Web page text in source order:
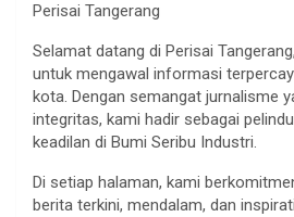
Perisai Tangerang
Selamat datang di Perisai
untuk mengawal informasi
kota. Dengan semangat jurnalisme
integritas, kami hadir sebagai
keadilan di Bumi Seribu Industri.
Di setiap halaman, kami
berita terkini, mendalam, dan